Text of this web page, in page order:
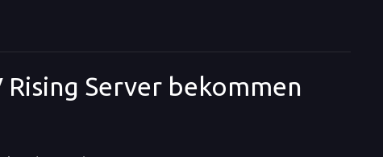
Server bekommen